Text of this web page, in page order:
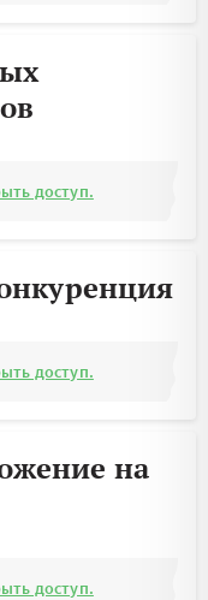
доступ.
доступ.
на
доступ.